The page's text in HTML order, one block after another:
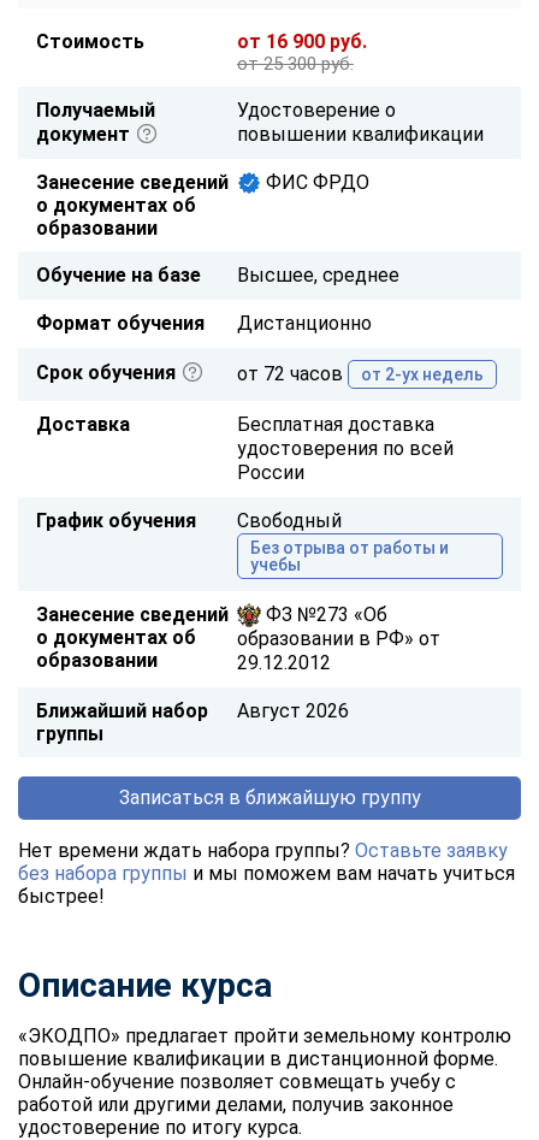
Стоимость от 16 900 руб.
от 25 300 руб.
Получаемый
документ
Удостоверение о
повышении квалификации
Занесение сведений
о документах об
образовании
ФИС ФРДО
Обучение на базе Высшее, среднее
Формат обучения Дистанционно
Срок обучения от 72 часов от 2-ух недель
Доставка
Бесплатная доставка
удостоверения по всей
России
График обучения Свободный
Без отрыва от работы и
учебы
Занесение сведений
о документах об
образовании
ФЗ №273 «Об
образовании в РФ» от
29.12.2012
Ближайший набор
группы
Август 2026
Записаться в ближайшую группу
Нет времени ждать набора группы? Оставьте заявку
без набора группы и мы поможем вам начать учиться
быстрее!
Описание курса
«ЭКОДПО» предлагает пройти земельному контролю
повышение квалификации в дистанционной форме.
Онлайн-обучение позволяет совмещать учебу с
работой или другими делами, получив законное
удостоверение по итогу курса.